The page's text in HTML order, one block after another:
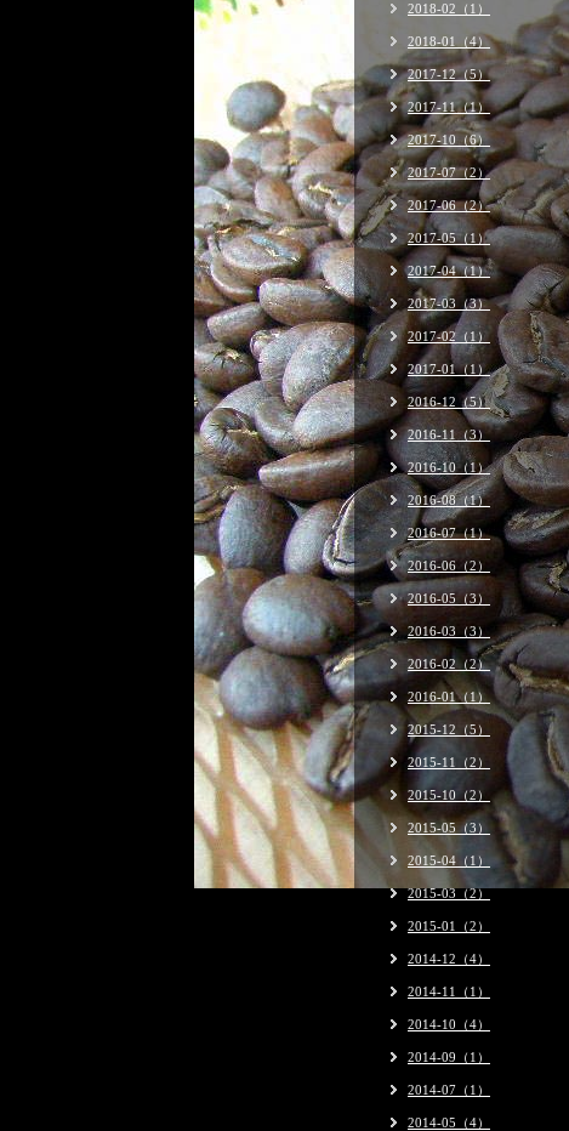
2018-02（1）
2018-01（4）
2017-12（5）
2017-11（1）
2017-10（6）
2017-07（2）
2017-06（2）
2017-05（1）
2017-04（1）
2017-03（3）
2017-02（1）
2017-01（1）
2016-12（5）
2016-11（3）
2016-10（1）
2016-08（1）
2016-07（1）
2016-06（2）
2016-05（3）
2016-03（3）
2016-02（2）
2016-01（1）
2015-12（5）
2015-11（2）
2015-10（2）
2015-05（3）
2015-04（1）
2015-03（2）
2015-01（2）
2014-12（4）
2014-11（1）
2014-10（4）
2014-09（1）
2014-07（1）
2014-05（4）